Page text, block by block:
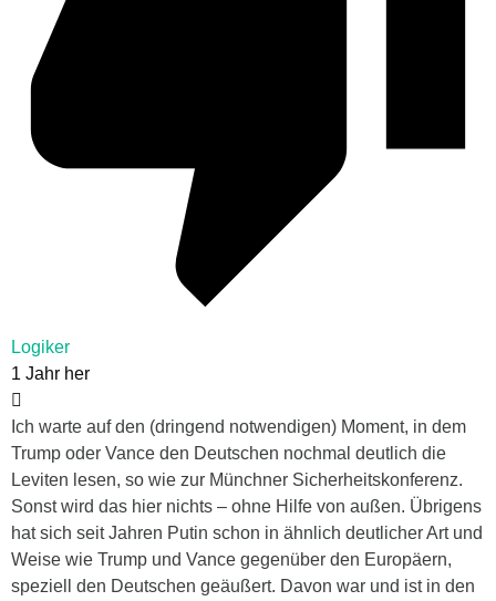
Logiker
1 Jahr her
Ich warte auf den (dringend notwendigen) Moment, in dem
Trump oder Vance den Deutschen nochmal deutlich die
Leviten lesen, so wie zur Münchner Sicherheitskonferenz.
Sonst wird das hier nichts – ohne Hilfe von außen. Übrigens
hat sich seit Jahren Putin schon in ähnlich deutlicher Art und
Weise wie Trump und Vance gegenüber den Europäern,
speziell den Deutschen geäußert. Davon war und ist in den